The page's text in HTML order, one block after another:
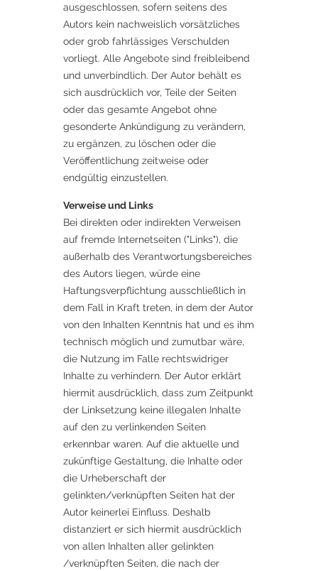
ausgeschlossen, sofern seitens des
Autors kein nachweislich vorsätzliches
oder grob fahrlässiges Verschulden
vorliegt. Alle Angebote sind freibleibend
und unverbindlich. Der Autor behält es
sich ausdrücklich vor, Teile der Seiten
oder das gesamte Angebot ohne
gesonderte Ankündigung zu verändern,
zu ergänzen, zu löschen oder die
Veröffentlichung zeitweise oder
endgültig einzustellen.
Verweise und Links
Bei direkten oder indirekten Verweisen
auf fremde Internetseiten ("Links"), die
außerhalb des Verantwortungsbereiches
des Autors liegen, würde eine
Haftungsverpflichtung ausschließlich in
dem Fall in Kraft treten, in dem der Autor
von den Inhalten Kenntnis hat und es ihm
technisch möglich und zumutbar wäre,
die Nutzung im Falle rechtswidriger
Inhalte zu verhindern. Der Autor erklärt
hiermit ausdrücklich, dass zum Zeitpunkt
der Linksetzung keine illegalen Inhalte
auf den zu verlinkenden Seiten
erkennbar waren. Auf die aktuelle und
zukünftige Gestaltung, die Inhalte oder
die Urheberschaft der
gelinkten/verknüpften Seiten hat der
Autor keinerlei Einfluss. Deshalb
distanziert er sich hiermit ausdrücklich
von allen Inhalten aller gelinkten
/verknüpften Seiten, die nach der